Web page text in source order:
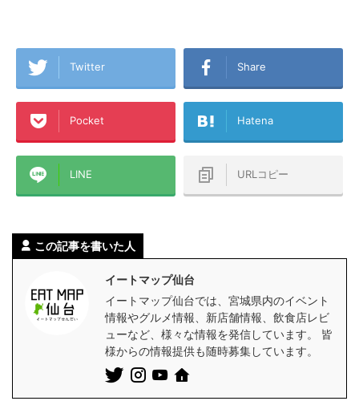
Twitter Share
Pocket Hatena
LINE URLコピー
この記事を書いた人
イートマップ仙台
イートマップ仙台では、宮城県内のイベント
情報やグルメ情報、新店舗情報、飲食店レビ
ューなど、様々な情報を発信しています。 皆
様からの情報提供も随時募集しています。